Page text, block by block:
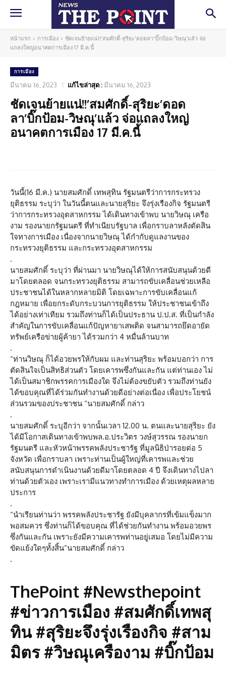
หน้าแรก การเมือง
ชัดเจนย้ายแน่!!'สมศักดิ์-สุริยะ'ดอดลา'บิ๊กป้อม-วิษณุ'แล้ว จ่อ
แถลงใหญ่อนาคตการเมือง 17 มี.ค.นี้
การเมือง
มีนาคม 16, 2023 แก้ไขล่าสุด : มีนาคม 16, 2023
ชัดเจนย้ายแน่!!’สมศักดิ์-สุริยะ’ดอด
ลา’บิ๊กป้อม-วิษณุ’แล้ว จ่อแถลงใหญ่
อนาคตการเมือง 17 มี.ค.นี้
วันนี้(16 มี.ค.) นายสมศักดิ์ เทพสุทิน รัฐมนตรีว่าการกระทรวง
ยุติธรรม ระบุว่า ในวันนี้ตนและนายสุริยะ จึงรุ่งเรืองกิจ รัฐมนตรี
ว่าการกระทรวงอุตสาหกรรม ได้เดินทางเข้าพบ นายวิษณุ เครือ
งาม รองนายกรัฐมนตรี ที่ทำเนียบรัฐบาล เพื่อกราบลาหลังตัดสิน
ใจทางการเมือง เนื่องจากนายวิษณุ ได้กำกับดูแลงานของ
กระทรวงยุติธรรม และกระทรวงอุตสาหกรรม
.
นายสมศักดิ์ ระบุว่า ที่ผ่านมา นายวิษณุได้ให้การสนับสนุนด้วยดี
มาโดยตลอด จนกระทรวงยุติธรรม สามารถขับเคลื่อนช่วยเหลือ
ประชาชนได้ในหลากหลายมิติ โดยเฉพาะการขับเคลื่อนแก้
กฎหมาย เพื่อยกระดับกระบวนการยุติธรรม ให้ประชาชนเข้าถึง
ได้อย่างเท่าเทียม รวมถึงท่านก็ได้เป็นประธาน ป.ป.ส. ที่เป็นกำลัง
สำคัญในการขับเคลื่อนแก้ปัญหายาเสพติด จนสามารถยึดอายัด
ทรัพย์เครือข่ายผู้ค้ายา ได้รวมกว่า 4 หมื่นล้านบาท
.
“ท่านวิษณุ ก็ได้อวยพรให้กับผม และท่านสุริยะ พร้อมบอกว่า การ
ตัดสินใจเป็นสิทธิส่วนตัว โดยเคารพซึ่งกันและกัน แต่ท่านเอง ไม่
ได้เป็นสมาชิกพรรคการเมืองใด จึงไม่ต้องขยับตัว รวมถึงท่านยัง
ได้ขอบคุณที่ได้ร่วมกันทำงานด้วยดีอย่างต่อเนื่อง เพื่อประโยชน์
ส่วนรวมของประชาชน “นายสมศักดิ์ กล่าว
.
นายสมศักดิ์ ระบุอีกว่า จากนั้นเวลา 12.00 น. ตนและนายสุริยะ ยัง
ได้มีโอกาสเดินทางเข้าพบพล.อ.ประวิตร วงษ์สุวรรณ รองนายก
รัฐมนตรี และหัวหน้าพรรคพลังประชารัฐ ที่มูลนิธิป่ารอยต่อ 5
จังหวัด เพื่อกราบลา เพราะท่านเป็นผู้ใหญ่ที่เคารพและช่วย
สนับสนุนการดำเนินงานด้วยดีมาโดยตลอด 4 ปี จึงเดินทางไปลา
ท่านด้วยตัวเอง เพราะเรามีแนวทางทำการเมือง ด้วยเหตุผลหลาย
ประการ
.
“นำเรียนท่านว่า พรรคพลังประชารัฐ ยังมีบุคลากรที่เข้มแข็งมาก
พอสมควร ซึ่งท่านก็ได้ขอบคุณ ที่ได้ช่วยกันทำงาน พร้อมอวยพร
ซึ่งกันและกัน เพราะยังมีความเคารพท่านอยู่เสมอ โดยไม่มีความ
ขัดแย้งใดๆทั้งสิ้น”นายสมศักดิ์ กล่าว
.
ThePoint #Newsthepoint
#ข่าวการเมือง #สมศักดิ์เทพสุ
ทิน #สุริยะจึงรุ่งเรืองกิจ #สาม
มิตร #วิษณุเครืองาม #บิ๊กป้อม